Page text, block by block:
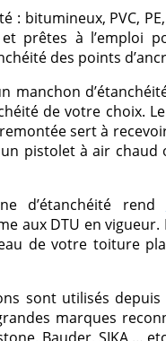
bitumineux, PVC, PE,
prêtes à l’emploi
des points
manchon
de votre choix.
sert à
pistolet à air chaud
d’étanchéité rend
aux DTU en vigueur.
de votre toiture
sont utilisés
marques